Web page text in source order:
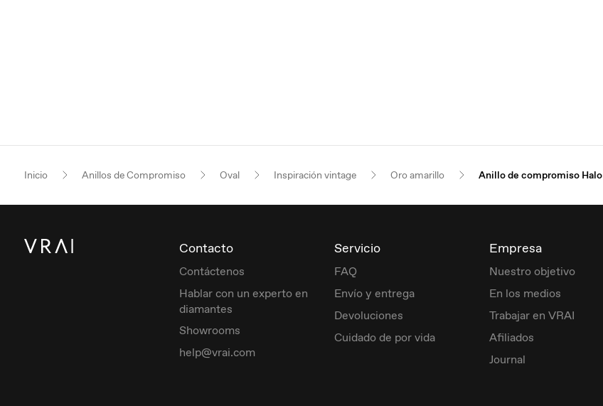
Inicio Anillos de Compromiso Oval Inspiración vintage Oro amarillo Anillo de compromiso Halo
Contacto
Contáctenos
Hablar con un experto en
diamantes
Showrooms
help@vrai.com
Servicio
FAQ
Envío y entrega
Devoluciones
Cuidado de por vida
Empresa
Nuestro objetivo
En los medios
Trabajar en VRAI
Afiliados
Journal